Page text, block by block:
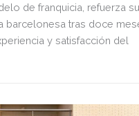
de franquicia, refuerza
barcelonesa tras doce
y satisfacción del